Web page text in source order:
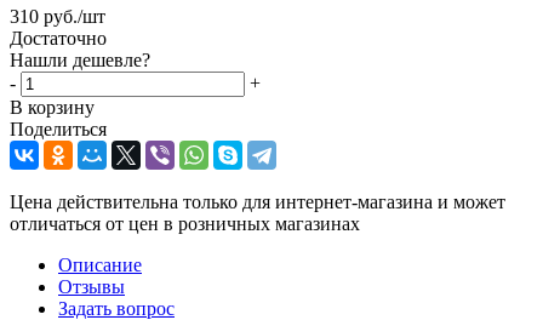
310 руб./шт
Достаточно
Нашли дешевле?
-
+
В корзину
Поделиться
Цена действительна только для интернет-магазина и может
отличаться от цен в розничных магазинах
Описание
Отзывы
Задать вопрос